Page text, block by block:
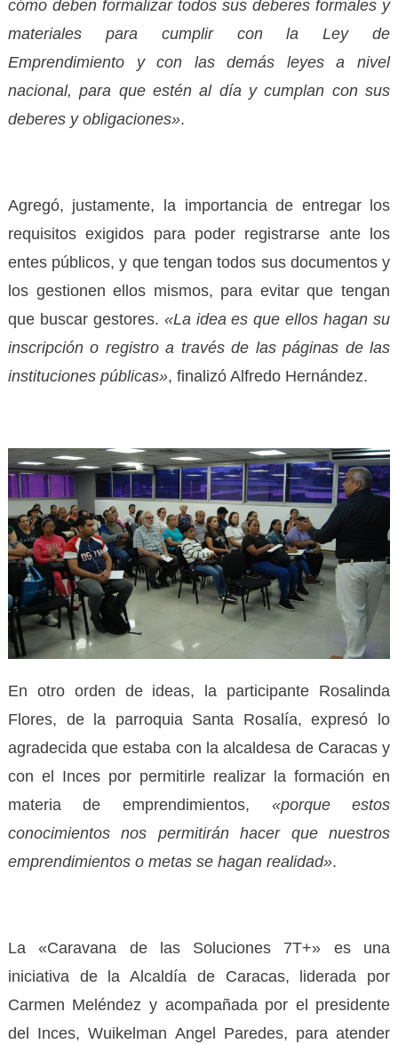
cómo deben formalizar todos sus deberes formales y
materiales para cumplir con la Ley de
Emprendimiento y con las demás leyes a nivel
nacional, para que estén al día y cumplan con sus
deberes y obligaciones».
Agregó, justamente, la importancia de entregar los
requisitos exigidos para poder registrarse ante los
entes públicos, y que tengan todos sus documentos y
los gestionen ellos mismos, para evitar que tengan
que buscar gestores. «La idea es que ellos hagan su
inscripción o registro a través de las páginas de las
instituciones públicas», finalizó Alfredo Hernández.
En otro orden de ideas, la participante Rosalinda
Flores, de la parroquia Santa Rosalía, expresó lo
agradecida que estaba con la alcaldesa de Caracas y
con el Inces por permitirle realizar la formación en
materia de emprendimientos, «porque estos
conocimientos nos permitirán hacer que nuestros
emprendimientos o metas se hagan realidad».
La «Caravana de las Soluciones 7T+» es una
iniciativa de la Alcaldía de Caracas, liderada por
Carmen Meléndez y acompañada por el presidente
del Inces, Wuikelman Angel Paredes, para atender